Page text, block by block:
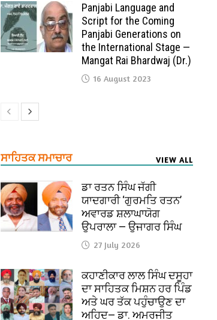
Panjabi Language and
Script for the Coming
Panjabi Generations on
the International Stage —
Mangat Rai Bhardwaj (Dr.)
16 August 2023
ਸਾਹਿਤਕ ਸਮਾਚਾਰ VIEW ALL
ਡਾ ਰਤਨ ਸਿੰਘ ਜੱਗੀ
ਯਾਦਗਾਰੀ ‘ਗੁਰਮਤਿ ਰਤਨ’
ਅਵਾਰਡ ਸ਼ਲਾਘਾਯੋਗ
ਉਪਰਾਲਾ — ਉਜਾਗਰ ਸਿੰਘ
27 July 2026
ਕਹਾਣੀਕਾਰ ਲਾਲ ਸਿੰਘ ਦਸੂਹਾ
ਦਾ ਸਾਹਿਤਕ ਮਿਸ਼ਨ ਹਰ ਪਿੰਡ
ਅਤੇ ਘਰ ਤੱਕ ਪਹੁੰਚਾਉਣ ਦਾ
ਅਹਿਦ— ਡਾ. ਅਮਰਜੀਤ